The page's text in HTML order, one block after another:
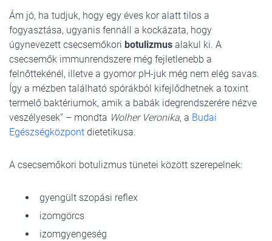
Ám jó, ha tudjuk, hogy egy éves kor alatt tilos a
fogyasztása, ugyanis fennáll a kockázata, hogy
úgynevezett csecsemőkori botulizmus alakul ki. A
csecsemők immunrendszere még fejletlenebb a
felnőttekénél, illetve a gyomor pH-juk még nem elég savas.
Így a mézben található spórákból kifejlődhetnek a toxint
termelő baktériumok, amik a babák idegrendszerére nézve
veszélyesek” – mondta Wolher Veronika, a Budai
Egészségközpont dietetikusa.
A csecsemőkori botulizmus tünetei között szerepelnek:
gyengült szopási reflex
izomgörcs
izomgyengeség